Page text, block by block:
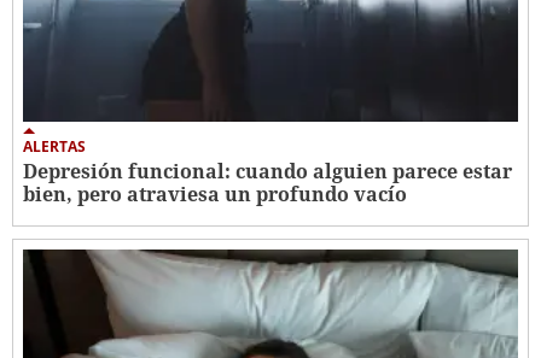
ALERTAS
Depresión funcional: cuando alguien parece estar
bien, pero atraviesa un profundo vacío